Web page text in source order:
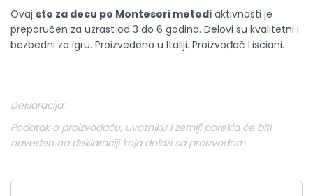
Ovaj sto za decu po Montesori metodi aktivnosti je
preporučen za uzrast od 3 do 6 godina. Delovi su kvalitetni i
bezbedni za igru. Proizvedeno u Italiji. Proizvođač Lisciani.
Deklaracija:
Podatak o proizvođaču, uvozniku i zemlji porekla će biti
naveden na deklaraciji koja dolazi sa proizvodom